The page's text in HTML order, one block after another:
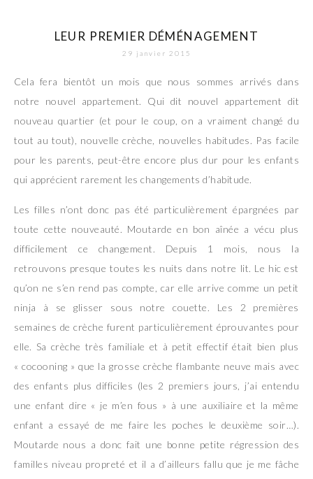
LEUR PREMIER DÉMÉNAGEMENT
29 janvier 2015
Cela fera bientôt un mois que nous sommes arrivés dans
notre nouvel appartement. Qui dit nouvel appartement dit
nouveau quartier (et pour le coup, on a vraiment changé du
tout au tout), nouvelle crèche, nouvelles habitudes. Pas facile
pour les parents, peut-être encore plus dur pour les enfants
qui apprécient rarement les changements d’habitude.
Les filles n’ont donc pas été particulièrement épargnées par
toute cette nouveauté. Moutarde en bon aînée a vécu plus
difficilement ce changement. Depuis 1 mois, nous la
retrouvons presque toutes les nuits dans notre lit. Le hic est
qu’on ne s’en rend pas compte, car elle arrive comme un petit
ninja à se glisser sous notre couette. Les 2 premières
semaines de crèche furent particulièrement éprouvantes pour
elle. Sa crèche très familiale et à petit effectif était bien plus
« cocooning » que la grosse crèche flambante neuve mais avec
des enfants plus difficiles (les 2 premiers jours, j’ai entendu
une enfant dire « je m’en fous » à une auxiliaire et la même
enfant a essayé de me faire les poches le deuxième soir…).
Moutarde nous a donc fait une bonne petite régression des
familles niveau propreté et il a d’ailleurs fallu que je me fâche